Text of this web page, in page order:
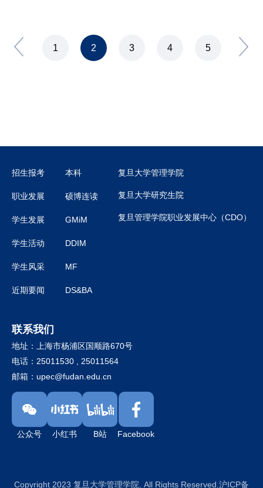
1 2 3 4 5
招生报考
职业发展
学生发展
学生活动
学生风采
近期要闻
本科
硕博连读
GMiM
DDIM
MF
DS&BA
复旦大学管理学院
复旦大学研究生院
复旦管理学院职业发展中心（CDO）
联系我们
地址：上海市杨浦区国顺路670号
电话：25011530 , 25011564
邮箱： upec@fudan.edu.cn
公众号 小红书 B站 Facebook
Copyright 2023 复旦大学管理学院. All Rights Reserved.沪ICP备